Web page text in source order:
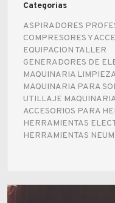
Marcas
Catálogos
Fabricantes
Conócenos
Categorias
ASPIRADORES
COMPRESORES Y
EQUIPACION TALLER
GENERADORES DE
MAQUINARIA
MAQUINARIA PARA
UTILLAJE
ACCESORIOS PARA
HERRAMIENTAS
HERRAMIENTAS